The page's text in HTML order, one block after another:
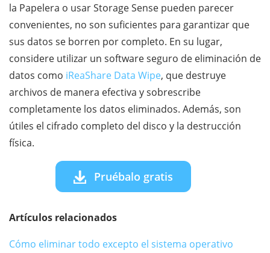
la Papelera o usar Storage Sense pueden parecer
convenientes, no son suficientes para garantizar que
sus datos se borren por completo. En su lugar,
considere utilizar un software seguro de eliminación de
datos como iReaShare Data Wipe, que destruye
archivos de manera efectiva y sobrescribe
completamente los datos eliminados. Además, son
útiles el cifrado completo del disco y la destrucción
física.
Pruébalo gratis
Artículos relacionados
Cómo eliminar todo excepto el sistema operativo